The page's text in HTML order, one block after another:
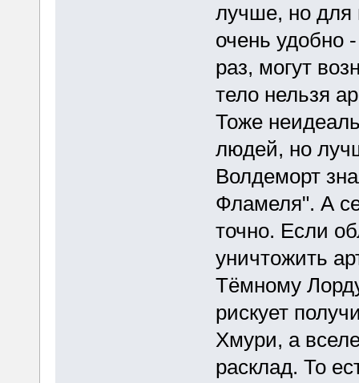
лучше, но для
очень удобно
раз, могут
тело нельзя
Тоже
людей, но
Волдеморт
Фламеля". А
точно. Если
уничтожить
Тёмному
рискует
Хмури, а
расклад. То